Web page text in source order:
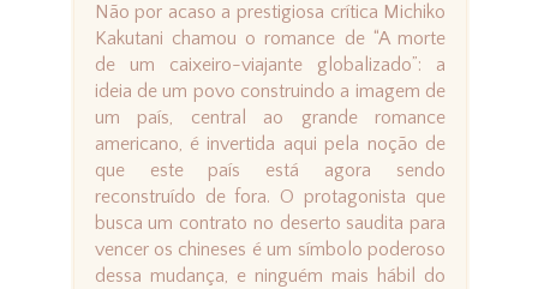
Não por acaso a prestigiosa crítica Michiko
Kakutani chamou o romance de “A morte
de um caixeiro-viajante globalizado”: a
ideia de um povo construindo a imagem de
um país, central ao grande romance
americano, é invertida aqui pela noção de
que este país está agora sendo
reconstruído de fora. O protagonista que
busca um contrato no deserto saudita para
vencer os chineses é um símbolo poderoso
dessa mudança, e ninguém mais hábil do